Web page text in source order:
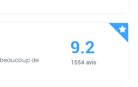
de
9.2
1554 avis